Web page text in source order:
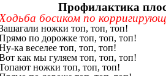
Профилактика
босиком по
ножки топ, топ, топ!
по дорожке топ, топ, топ!
ка веселее топ, топ, топ!
как мы гуляем топ, топ, топ!
ножки топ, топ, топ!